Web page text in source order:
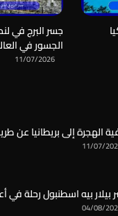
جسر البرج في
الجسور في
11/07/2026
الهجرة إلى بريطانيا عن
11/07/
بيلار بيه اسطنبول رحلة في
04/08/